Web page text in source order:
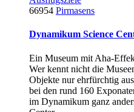
66954 Pirmasens
Dynamikum Science
Ein Museum mit Aha-
Wer kennt nicht die
Objekte nur ehrfürchtig
bei den rund 160
im Dynamikum ganz